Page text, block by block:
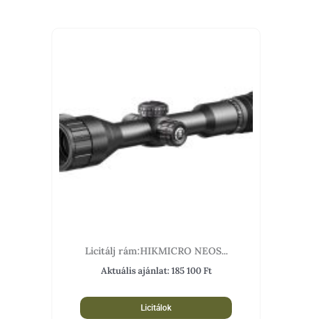
Licitálj rám:HIKMICRO NEOS...
Aktuális ajánlat:185 100Ft
Licitálok